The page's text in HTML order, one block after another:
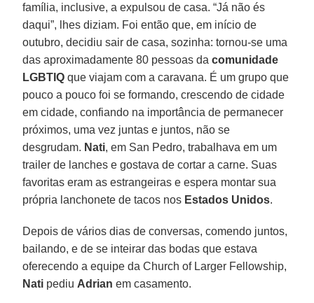
família, inclusive, a expulsou de casa. “Já não és
daqui”, lhes diziam. Foi então que, em início de
outubro, decidiu sair de casa, sozinha: tornou-se uma
das aproximadamente 80 pessoas dacomunidade
LGBTIQ que viajam com a caravana. É um grupo que
pouco a pouco foi se formando, crescendo de cidade
em cidade, confiando na importância de permanecer
próximos, uma vez juntas e juntos, não se
desgrudam. Nati, em San Pedro, trabalhava em um
trailer de lanches e gostava de cortar a carne. Suas
favoritas eram as estrangeiras e espera montar sua
própria lanchonete de tacos nos Estados Unidos.
Depois de vários dias de conversas, comendo juntos,
bailando, e de se inteirar das bodas que estava
oferecendo a equipe da Church of Larger Fellowship,
Nati pediu Adrian em casamento.